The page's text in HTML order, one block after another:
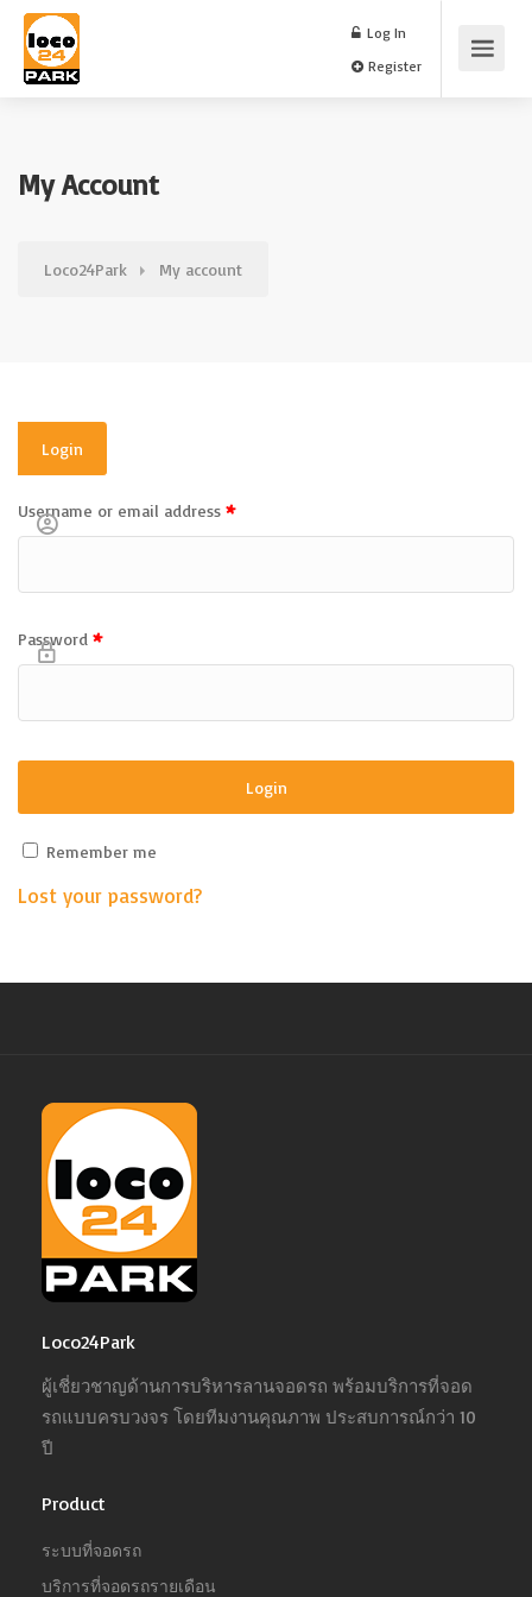
Log In
My Account
Loco24Park My account
Login
Username or email address *
Password *
Remember me
Lost your password?
Loco24Park
ผู้เชี่ยวชาญด้านการบริหารลานจอดรถ พร้อมบริการที่จอด
รถแบบครบวงจร โดยทีมงานคุณภาพ ประสบการณ์กว่า 10
ปี
Product
ระบบที่จอดรถ
บริการที่จอดรถรายเดือน